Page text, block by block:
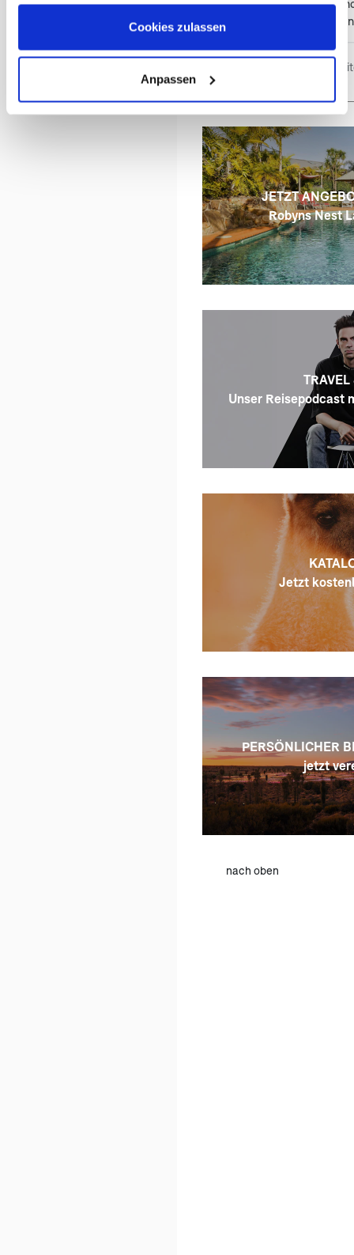
Cookies zulassen
Anpassen
letztendlich überzeugt
zusammengestellt. Alle
Vorschläge gemacht.
war ein Traum und bleibt
Unlimited entschieden
weiterempfehlen. Bei
auch während der Reise
Antwort, sodass man
hatte. Ein großes Lob an
Planung!
Bewertungen
JETZT
Robyns Nest
TRAVEL
Unser Reisepodcast
Jetzt
PERSÖNLICHER
jetzt
nach oben